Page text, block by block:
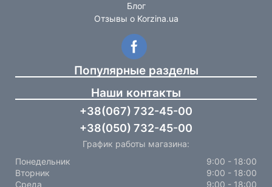
Блог
Отзывы о Korzina.ua
Популярные разделы
Наши контакты
+38(067) 732-45-00
+38(050) 732-45-00
График работы магазина:
Понедельник
9:00 - 18:00
Вторник
9:00 - 18:00
Среда
9:00 - 18:00